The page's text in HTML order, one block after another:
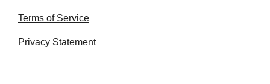
Terms of Service
Privacy Statement